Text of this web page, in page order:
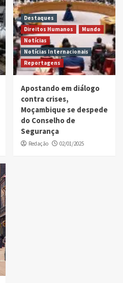
Destaques
Direitos Humanos
Mundo
Notícias
Notícias Internacionais
Reportagens
Apostando em diálogo
contra crises,
Moçambique se despede
do Conselho de
Segurança
Redação 02/01/2025